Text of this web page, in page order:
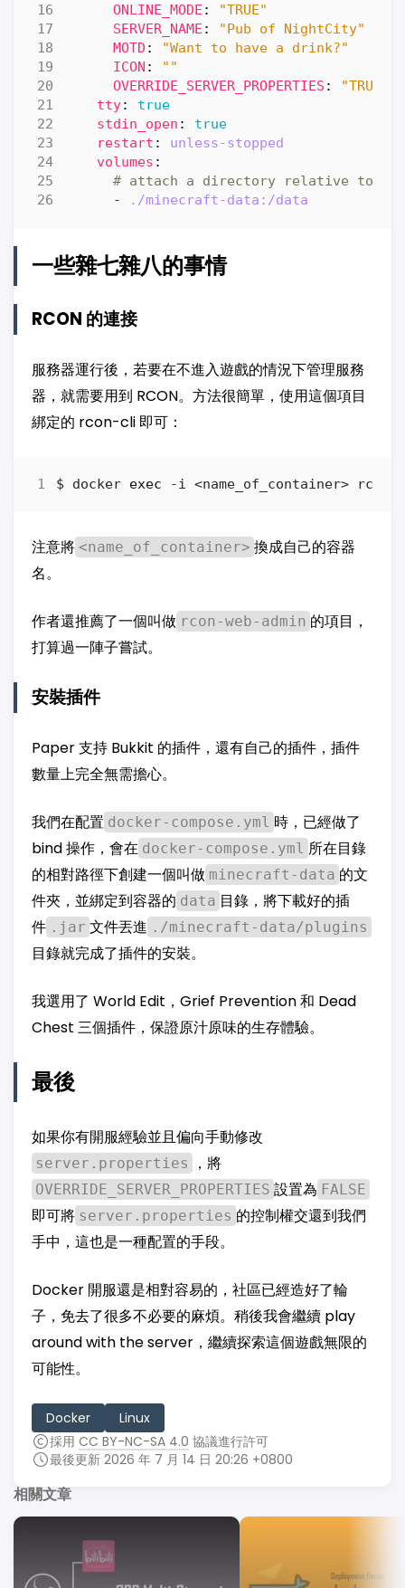
ONLINE_MODE :
"TRUE"
SERVER_NAME :
"Pub of NightCity"
MOTD :
"Want to have a drink?"
ICON :
""
OVERRIDE_SERVER_PROPERTIES :
"TRUE"
tty:
true
stdin_open :
true
restart :
unless-stopped
volumes :
# attach a directory relative to
-
./minecraft-data:/data
一些雜七雜八的事情
RCON 的連接
服務器運行後，若要在不進入遊戲的情況下管理服務
器，就需要用到 RCON。方法很簡單，使用這個項目
綁定的 rcon-cli 即可：
$ docker exec
注意將 <name_of_container> 換成自己的容器
名。
作者還推薦了一個叫做 rcon-web-admin 的項目，
打算過一陣子嘗試。
安裝插件
Paper 支持 Bukkit 的插件，還有自己的插件，插件
數量上完全無需擔心。
我們在配置 docker-compose.yml 時，已經做了
bind 操作，會在 docker-compose.yml 所在目錄
的相對路徑下創建一個叫做 minecraft-data 的文
件夾，並綁定到容器的 data 目錄，將下載好的插
件 .jar 文件丟進 ./minecraft-data/plugins
目錄就完成了插件的安裝。
我選用了 World Edit，Grief Prevention 和 Dead
Chest 三個插件，保證原汁原味的生存體驗。
最後
如果你有開服經驗並且偏向手動修改
server.properties ，將
OVERRIDE_SERVER_PROPERTIES 設置為 FALSE
即可將 server.properties 的控制權交還到我們
手中，這也是一種配置的手段。
Docker 開服還是相對容易的，社區已經造好了輪
子，免去了很多不必要的麻煩。稍後我會繼續 play
around with the server，繼續探索這個遊戲無限的
可能性。
Docker
Linux
採用 CC BY-NC-SA 4.0 協議進行許可
最後更新 2026 年 7 月 14 日 20:26 +0800
相關文章